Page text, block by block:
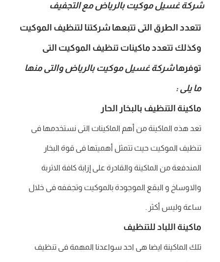
شركة غسيل موكيت بالرياض مع التجفيف
تتعدد الطرق التى تتبعها شركتنا لتنظيف الموكيت
وكذلك تتعدد ماكينات تنظيف الموكيت التى
توفرهاشركة غسيل موكيت بالرياض والتى منها
ما يلى :
ماكينة التنظيف بالبخار الحار
تعد هذه الماكينة من أهم الماكينات التى نستخدمها فى
تنظيف الموكيت حيث تتمثل أهميتها فى قوة البخار
المندفعة من الماكينة والقادرة على إزابة كافة الاتربة
والاوساخ و البقع الموجودة بالموكيت وتجففه فى خلال
ساعة وليس أكثر .
ماكينة اللباد للتنظيف
تلك الماكينة ايضا هى احد سواعدنا المهمة فى تنظيف